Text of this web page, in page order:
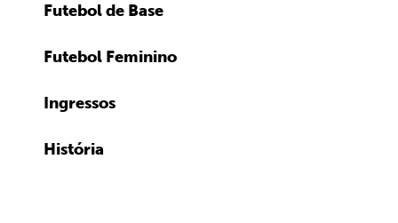
Futebol de Base
Futebol Feminino
Ingressos
História